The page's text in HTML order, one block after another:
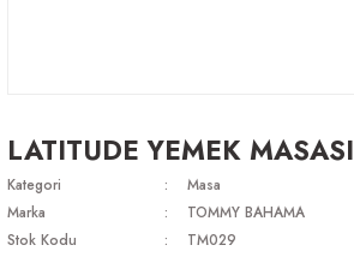
LATITUDE YEMEK MASASI
Kategori
Masa
Marka
TOMMY BAHAMA
Stok Kodu
TM029